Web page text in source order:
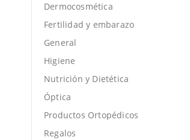
Dermocosmética
Fertilidad y embarazo
General
Higiene
Nutrición y Dietética
Óptica
Productos Ortopédicos
Regalos